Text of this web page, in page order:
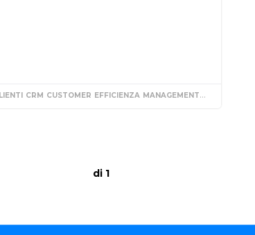
PROCESSI AZIENDALI
CRM CUSTOMER EFFICIENZA MANAGEMENT RELATIONSHIP
di 1